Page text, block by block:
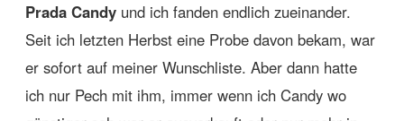
Prada Candy und ich fanden endlich zueinander.
Seit ich letzten Herbst eine Probe davon bekam, war
er sofort auf meiner Wunschliste. Aber dann hatte
ich nur Pech mit ihm, immer wenn ich Candy wo